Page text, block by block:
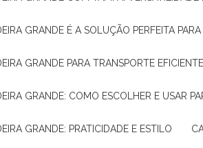
GRANDE É A SOLUÇÃO PERFEITA
GRANDE PARA TRANSPORTE EFICIENTE
GRANDE: COMO ESCOLHER E USAR
GRANDE: PRATICIDADE E ESTILO